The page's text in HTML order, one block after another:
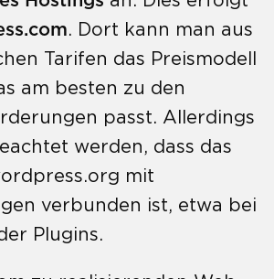
. Dort kann man aus
Tarifen das Preismodell
am besten zu den
passt. Allerdings
werden, dass das
mit
verbunden ist, etwa bei
Plugins.